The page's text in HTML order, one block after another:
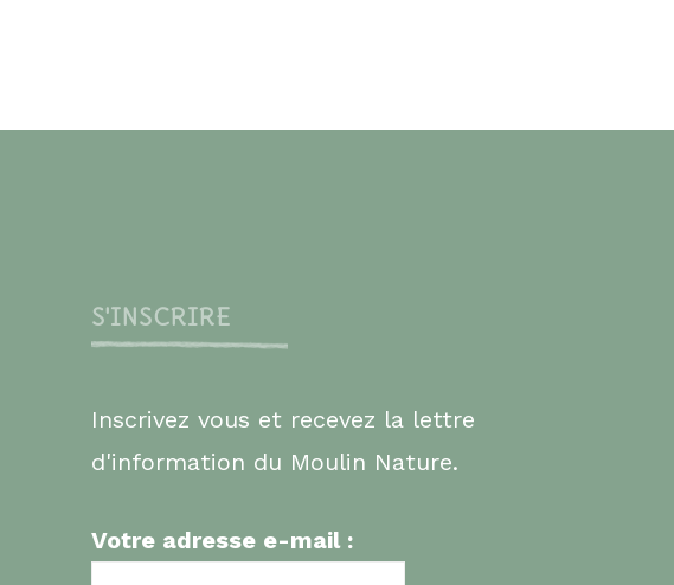
S'INSCRIRE
Inscrivez vous et recevez la lettre
d'information du Moulin Nature.
Votre adresse e-mail :